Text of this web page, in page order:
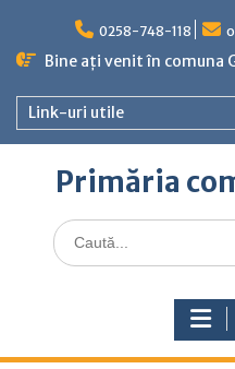
content
0258-748-118
Bine ați venit în comuna
Link-uri utile
Primăria
Caută
for: